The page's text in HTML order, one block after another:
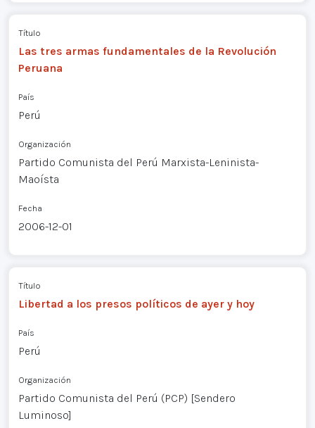
Título
Las tres armas fundamentales de la Revolución
Peruana
País
Perú
Organización
Partido Comunista del Perú Marxista-Leninista-
Maoísta
Fecha
2006-12-01
Título
Libertad a los presos políticos de ayer y hoy
País
Perú
Organización
Partido Comunista del Perú (PCP) [Sendero
Luminoso]